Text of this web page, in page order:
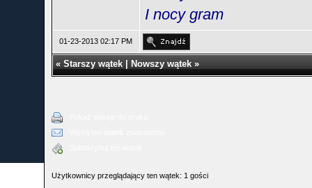
I nocy gram
01-23-2013 02:17 PM
« Starszy wątek| Nowszy wątek»
Użytkownicy przeglądający ten wątek: 1 gości